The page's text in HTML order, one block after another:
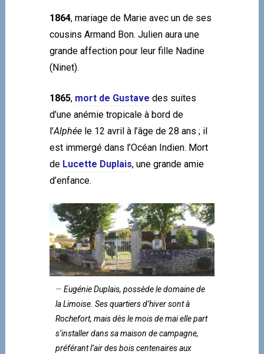
1864, mariage de Marie avec un de ses
cousins Armand Bon. Julien aura une
grande affection pour leur fille Nadine
(Ninet).
1865, mort de Gustave des suites
d’une anémie tropicale à bord de
l’Alphée le 12 avril à l’âge de 28 ans ; il
est immergé dans l’Océan Indien. Mort
de Lucette Duplais, une grande amie
d’enfance.
Eugénie Duplais, possède le domaine de
la Limoise. Ses quartiers d’hiver sont à
Rochefort, mais dès le mois de mai elle part
s’installer dans sa maison de campagne,
préférant l’air des bois centenaires aux